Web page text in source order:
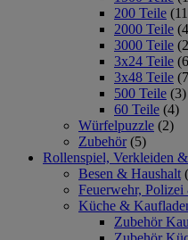
200 Teile
2000 Teile
3000 Teile
3x24 Teile
3x48 Teile
500 Teile (3)
60 Teile (4)
Würfelpuzzle (2)
Zubehör (5)
Rollenspiel, Verkleiden
Besen & Haushalt
Feuerwehr,
Küche &
Zubehör